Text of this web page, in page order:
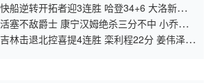
船逆转开拓者迎3连胜 哈登34+6 大洛新高9
塞不敌爵士 康宁汉姆绝杀三分不中 小乔治
林击退北控喜提4连胜 栾利程22分 姜伟泽